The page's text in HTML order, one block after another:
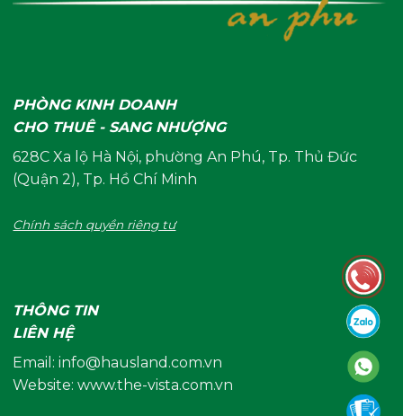
PHÒNG KINH DOANH
CHO THUÊ - SANG NHƯỢNG
628C Xa lộ Hà Nội, phường An Phú, Tp. Thủ Đức
(Quận 2), Tp. Hồ Chí Minh
Chính sách quyền riêng tư
THÔNG TIN
LIÊN HỆ
Email:info@hausland.com.vn
Website: www.the-vista.com.vn